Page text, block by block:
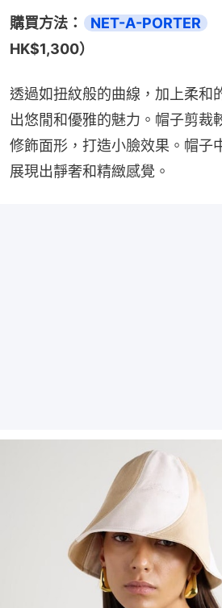
購買方法： NET-A-PORTER
HK$1,300）
透過如扭紋般的曲線，加上柔和
出悠閒和優雅的魅力。帽子剪裁
修飾面形，打造小臉效果。帽子
展現出靜奢和精緻感覺。